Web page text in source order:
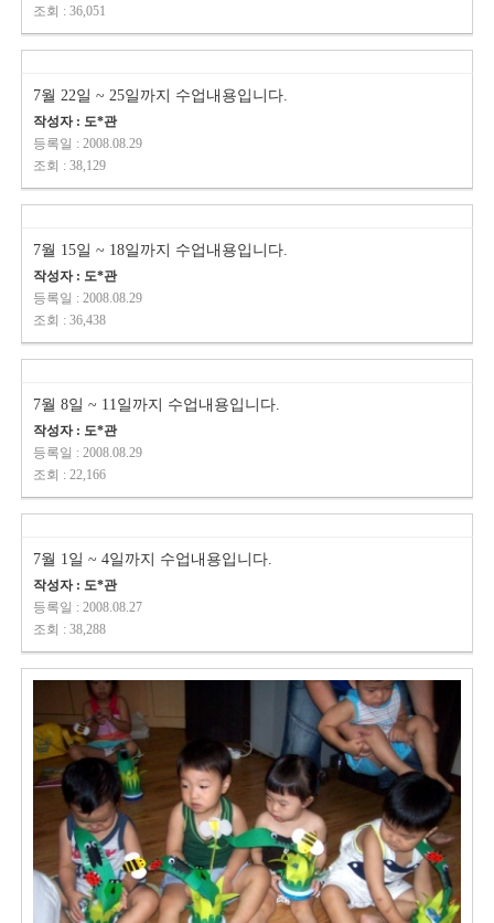
조회 : 36,051
7월 22일 ~ 25일까지 수업내용입니다.
작성자 : 도*관
등록일 : 2008.08.29
조회 : 38,129
7월 15일 ~ 18일까지 수업내용입니다.
작성자 : 도*관
등록일 : 2008.08.29
조회 : 36,438
7월 8일 ~ 11일까지 수업내용입니다.
작성자 : 도*관
등록일 : 2008.08.29
조회 : 22,166
7월 1일 ~ 4일까지 수업내용입니다.
작성자 : 도*관
등록일 : 2008.08.27
조회 : 38,288